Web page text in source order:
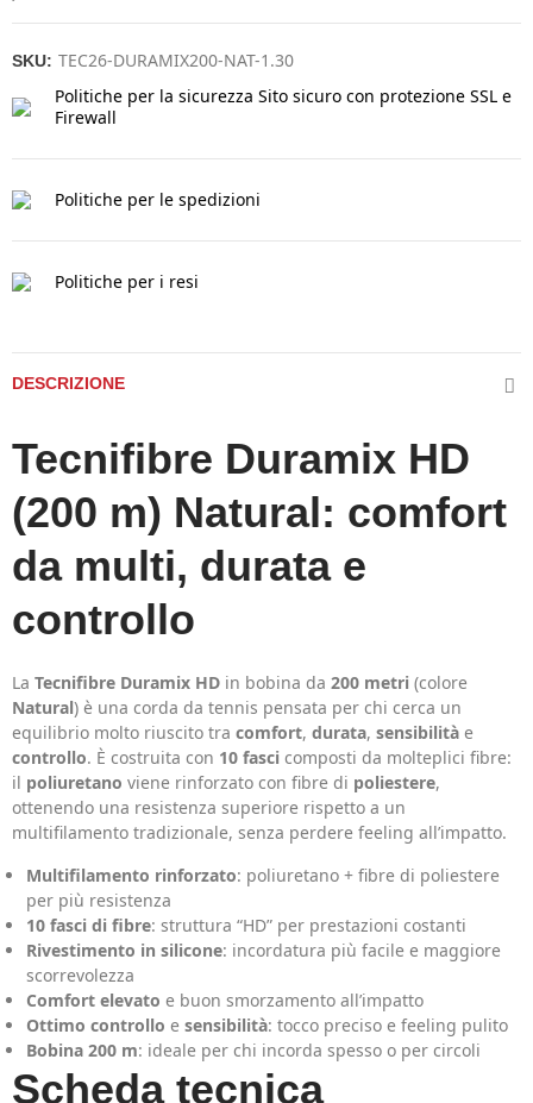
SKU: TEC26-DURAMIX200-NAT-1.30
Politiche per la sicurezza Sito sicuro con protezione SSL e
Firewall
Politiche per le spedizioni
Politiche per i resi
DESCRIZIONE
Tecnifibre Duramix HD
(200 m) Natural: comfort
da multi, durata e
controllo
La Tecnifibre Duramix HD in bobina da 200 metri (colore
Natural) è una corda da tennis pensata per chi cerca un
equilibrio molto riuscito tra comfort, durata, sensibilità e
controllo. È costruita con 10 fasci composti da molteplici fibre:
il poliuretano viene rinforzato con fibre di poliestere,
ottenendo una resistenza superiore rispetto a un
multifilamento tradizionale, senza perdere feeling all’impatto.
Multifilamento rinforzato: poliuretano + fibre di poliestere
per più resistenza
10 fasci di fibre: struttura “HD” per prestazioni costanti
Rivestimento in silicone: incordatura più facile e maggiore
scorrevolezza
Comfort elevato e buon smorzamento all’impatto
Ottimo controllo e sensibilità: tocco preciso e feeling pulito
Bobina 200 m: ideale per chi incorda spesso o per circoli
Scheda tecnica